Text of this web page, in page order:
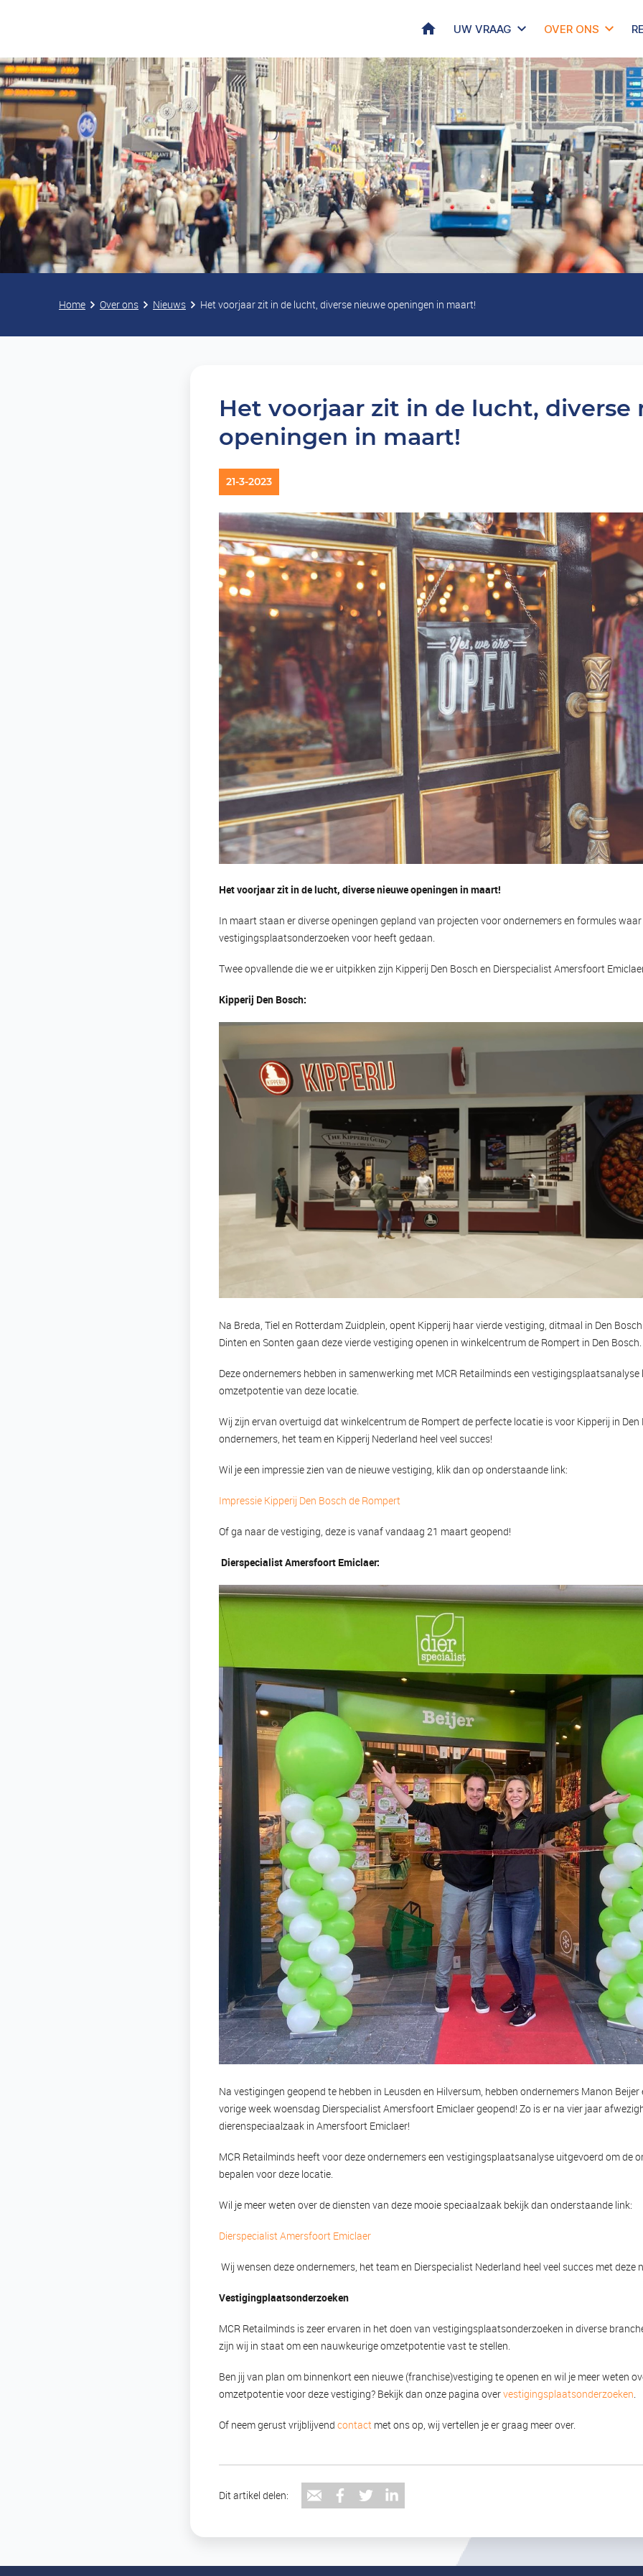
HOME UW VRAAG OVER ONS
Home Over ons Nieuws Het voorjaar zit in de lucht, diverse nieuwe openingen in maart!
Het voorjaar zit in de lucht, diverse
openingen in maart!
21-3-2023
Het voorjaar zit in de lucht, diverse nieuwe openingen in maart!
In maart staan er diverse openingen gepland van projecten voor ondernemers en formules
vestigingsplaatsonderzoeken voor heeft gedaan.
Twee opvallende die we er uitpikken zijn Kipperij Den Bosch en Dierspecialist Amersfoort
Kipperij Den Bosch:
Na Breda, Tiel en Rotterdam Zuidplein, opent Kipperij haar vierde vestiging, ditmaal in Den
Dinten en Sonten gaan deze vierde vestiging openen in winkelcentrum de Rompert in Den Bosch.
Deze ondernemers hebben in samenwerking met MCR Retailminds een
omzetpotentie van deze locatie.
Wij zijn ervan overtuigd dat winkelcentrum de Rompert de perfecte locatie is voor Kipperij in Den
ondernemers, het team en Kipperij Nederland heel veel succes!
Wil je een impressie zien van de nieuwe vestiging, klik dan op onderstaande link:
Impressie Kipperij Den Bosch de Rompert
Of ga naar de vestiging, deze is vanaf vandaag 21 maart geopend!
Dierspecialist Amersfoort Emiclaer:
Na vestigingen geopend te hebben in Leusden en Hilversum, hebben ondernemers Manon
vorige week woensdag Dierspecialist Amersfoort Emiclaer geopend! Zo is er na vier jaar
dierenspeciaalzaak in Amersfoort Emiclaer!
MCR Retailminds heeft voor deze ondernemers een vestigingsplaatsanalyse uitgevoerd om de
bepalen voor deze locatie.
Wil je meer weten over de diensten van deze mooie speciaalzaak bekijk dan onderstaande link:
Dierspecialist Amersfoort Emiclaer
Wij wensen deze ondernemers, het team en Dierspecialist Nederland heel veel succes met deze
Vestigingplaatsonderzoeken
MCR Retailminds is zeer ervaren in het doen van vestigingsplaatsonderzoeken in diverse
zijn wij in staat om een nauwkeurige omzetpotentie vast te stellen.
Ben jij van plan om binnenkort een nieuwe (franchise)vestiging te openen en wil je meer weten
omzetpotentie voor deze vestiging? Bekijk dan onze pagina overvestigingsplaatsonderzoeken.
Of neem gerust vrijblijvendcontact met ons op, wij vertellen je er graag meer over.
Dit artikel delen: